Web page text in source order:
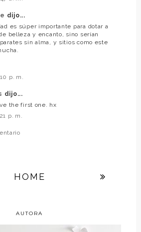
dijo...
es súper importante para dotar a
belleza y encanto, sino serían
sin alma, y sitios como este
p. m.
dijo...
the first one. hx
p. m.
HOME
AUTORA